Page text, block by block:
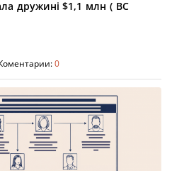
дружині $1,1 млн ( ВС
0